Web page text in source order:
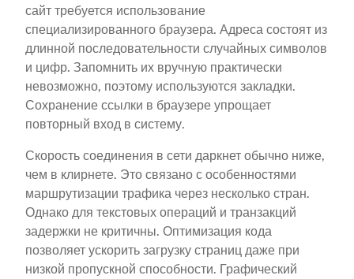
сайт требуется использование
специализированного браузера. Адреса состоят из
длинной последовательности случайных символов
и цифр. Запомнить их вручную практически
невозможно, поэтому используются закладки.
Сохранение ссылки в браузере упрощает
повторный вход в систему.
Скорость соединения в сети даркнет обычно ниже,
чем в клирнете. Это связано с особенностями
маршрутизации трафика через несколько стран.
Однако для текстовых операций и транзакций
задержки не критичны. Оптимизация кода
позволяет ускорить загрузку страниц даже при
низкой пропускной способности. Графический